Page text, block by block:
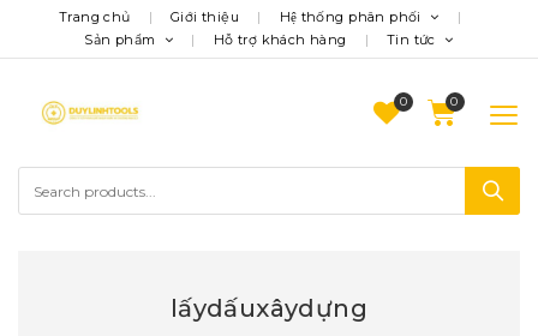
Trang chủ Giới thiệu
Hệ thống phân phối
Sản phẩm
Hỗ trợ khách hàng Tin tức
0
lấydấuxâydựng